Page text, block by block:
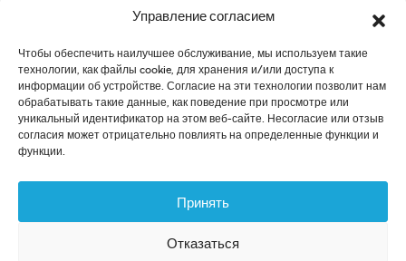
Управление согласием
Чтобы обеспечить наилучшее обслуживание, мы используем такие
технологии, как файлы cookie, для хранения и/или доступа к
информации об устройстве. Согласие на эти технологии позволит нам
обрабатывать такие данные, как поведение при просмотре или
уникальный идентификатор на этом веб-сайте. Несогласие или отзыв
согласия может отрицательно повлиять на определенные функции и
функции.
Принять
Отказаться
BIC:GIBA CZ PX
Наши проекты финансируются совместно ЕС